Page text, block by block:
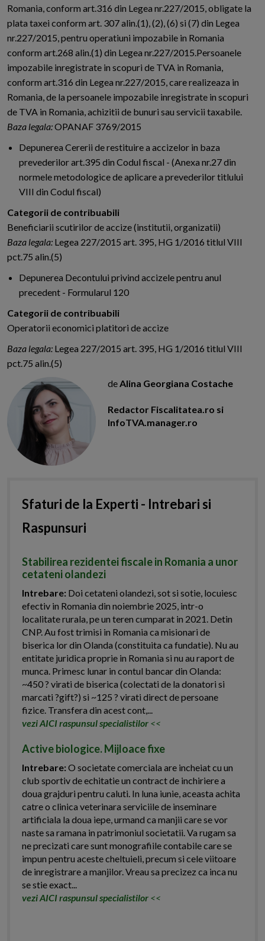
Romania, conform art.316 din Legea nr.227/2015, obligate la
plata taxei conform art. 307 alin.(1), (2), (6) si (7) din Legea
nr.227/2015, pentru operatiuni impozabile in Romania
conform art.268 alin.(1) din Legea nr.227/2015.Persoanele
impozabile inregistrate in scopuri de TVA in Romania,
conform art.316 din Legea nr.227/2015, care realizeaza in
Romania, de la persoanele impozabile inregistrate in scopuri
de TVA in Romania, achizitii de bunuri sau servicii taxabile.
Baza legala:OPANAF 3769/2015
Depunerea Cererii de restituire a accizelor in baza
prevederilor art.395 din Codul fiscal - (Anexa nr.27 din
normele metodologice de aplicare a prevederilor titlului
VIII din Codul fiscal)
Categorii de contribuabili
Beneficiarii scutirilor de accize (institutii, organizatii)
Baza legala: Legea 227/2015 art. 395, HG 1/2016 titlul VIII
pct.75 alin.(5)
Depunerea Decontului privind accizele pentru anul
precedent - Formularul 120
Categorii de contribuabili
Operatorii economici platitori de accize
Baza legala: Legea 227/2015 art. 395, HG 1/2016 titlul VIII
pct.75 alin.(5)
deAlina Georgiana Costache
Redactor Fiscalitatea.ro si
InfoTVA.manager.ro
Sfaturi de la Experti - Intrebari si
Raspunsuri
Stabilirea rezidentei fiscale in Romania a unor
cetateni olandezi
Intrebare: Doi cetateni olandezi, sot si sotie, locuiesc
efectiv in Romania din noiembrie 2025, intr-o
localitate rurala, pe un teren cumparat in 2021. Detin
CNP. Au fost trimisi in Romania ca misionari de
biserica lor din Olanda (constituita ca fundatie). Nu au
entitate juridica proprie in Romania si nu au raport de
munca. Primesc lunar in contul bancar din Olanda:
~450 ? virati de biserica (colectati de la donatori si
marcati ?gift?) si ~125 ? virati direct de persoane
fizice. Transfera din acest cont,...
vezi AICI raspunsul specialistilor <<
Active biologice. Mijloace fixe
Intrebare:O societate comerciala are incheiat cu un
club sportiv de echitatie un contract de inchiriere a
doua grajduri pentru caluti. In luna iunie, aceasta achita
catre o clinica veterinara serviciile de inseminare
artificiala la doua iepe, urmand ca manjii care se vor
naste sa ramana in patrimoniul societatii. Va rugam sa
ne precizati care sunt monografiile contabile care se
impun pentru aceste cheltuieli, precum si cele viitoare
de inregistrare a manjilor. Vreau sa precizez ca inca nu
se stie exact...
vezi AICI raspunsul specialistilor <<